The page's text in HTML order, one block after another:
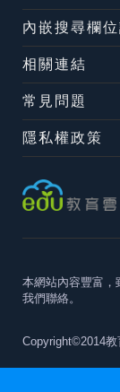
內嵌搜尋欄位
相關連結
常見問題
隱私權政策
本網站內容豐富，
我們聯絡。
Copyright©2014教